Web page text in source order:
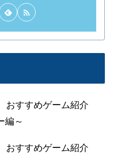
おすすめゲーム紹介
編～
おすすめゲーム紹介